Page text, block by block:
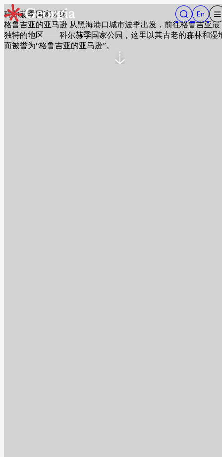
科尔赫季国家公园
格鲁吉亚的亚马逊 从黑海港口城市波季出发，前往格鲁吉亚最
独特的地区——科尔赫季国家公园，这里以其古老的森林和湿
而被誉为“格鲁吉亚的亚马逊”。